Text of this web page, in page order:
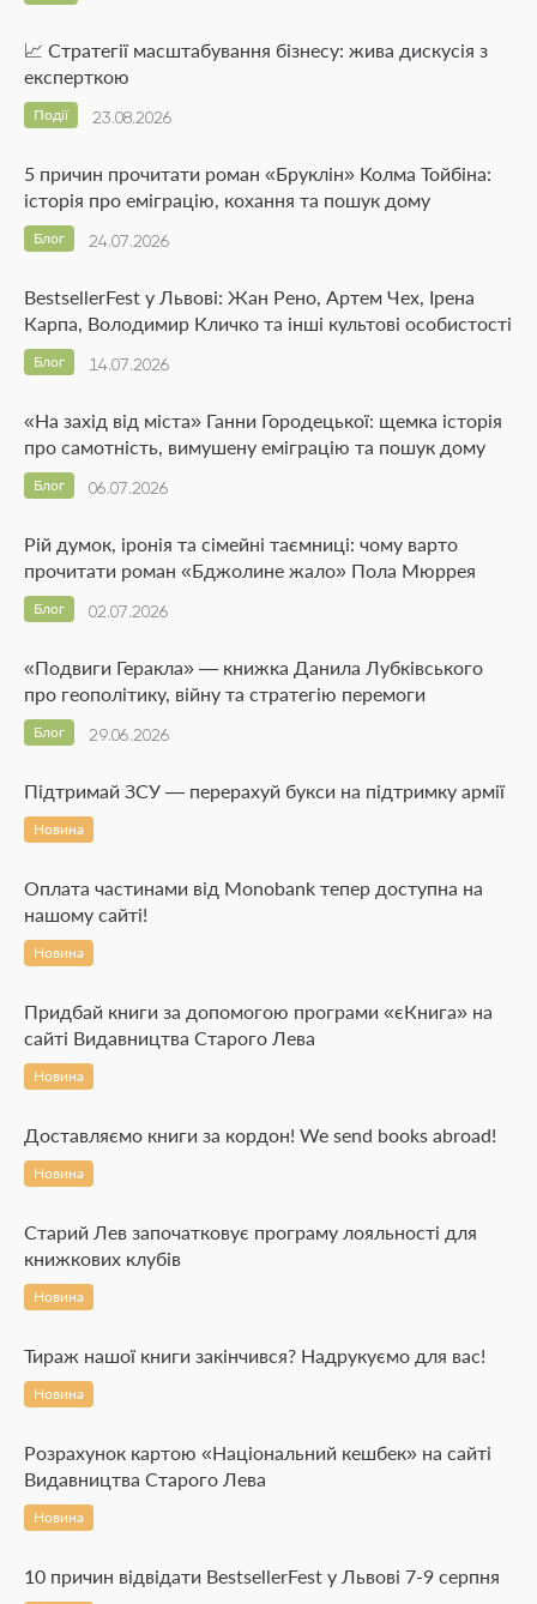
📈 Стратегії масштабування бізнесу: жива дискусія з
експерткою
23.08.2026
Події
5 причин прочитати роман «Бруклін» Колма Тойбіна:
історія про еміграцію, кохання та пошук дому
24.07.2026
Блог
BestsellerFest у Львові: Жан Рено, Артем Чех, Ірена
Карпа, Володимир Кличко та інші культові особистості
14.07.2026
Блог
«На захід від міста» Ганни Городецької: щемка історія
про самотність, вимушену еміграцію та пошук дому
06.07.2026
Блог
Рій думок, іронія та сімейні таємниці: чому варто
прочитати роман «Бджолине жало» Пола Мюррея
02.07.2026
Блог
«Подвиги Геракла» — книжка Данила Лубківського
про геополітику, війну та стратегію перемоги
29.06.2026
Блог
Підтримай ЗСУ — перерахуй букси на підтримку армії
Новина
Оплата частинами від Monobank тепер доступна на
нашому сайті!
Новина
Придбай книги за допомогою програми «єКнига» на
сайті Видавництва Старого Лева
Новина
Доставляємо книги за кордон! We send books abroad!
Новина
Старий Лев започатковує програму лояльності для
книжкових клубів
Новина
Тираж нашої книги закінчився? Надрукуємо для вас!
Новина
Розрахунок картою «Національний кешбек» на сайті
Видавництва Старого Лева
Новина
10 причин відвідати BestsellerFest у Львові 7-9 серпня